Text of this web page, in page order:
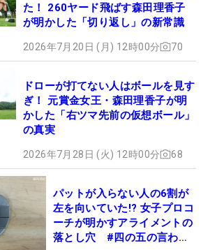
た！ 260ヤード飛ばす森田理香子
が明かした「切り返し」の新常識
2026年7月20日 (月) 12時00分 70
ドローが打てない人はボールを見す
ぎ！ 元賞金女王・森田理香子が明
かした「右ツマ先前の仮想ボール」
の真実
2026年7月28日 (火) 12時00分 68
パットが入らない人の6割が
左を向いていた!? 女子プロコ
ーチが明かすアライメントの
落とし穴 #四の五の言わず